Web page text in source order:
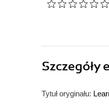
Szczegóły
Tytuł oryginału: